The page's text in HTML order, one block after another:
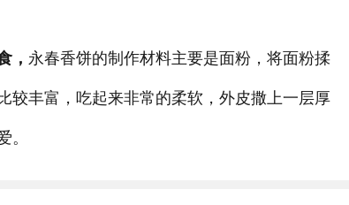
， 永春香饼的制作材料主要是面粉，将面粉揉
较丰富，吃起来非常的柔软，外皮撒上一层厚
。